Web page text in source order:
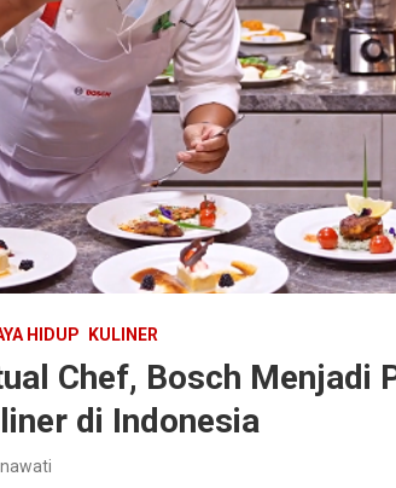
HIDUP KULINER
Chef, Bosch Menjadi
di Indonesia